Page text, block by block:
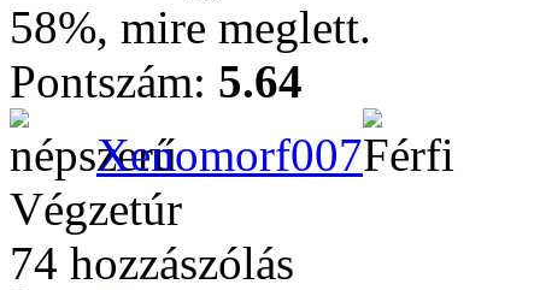
58%, mire meglett.
Pontszám: 5.64
Xenomorf007
Végzetúr
74 hozzászólás